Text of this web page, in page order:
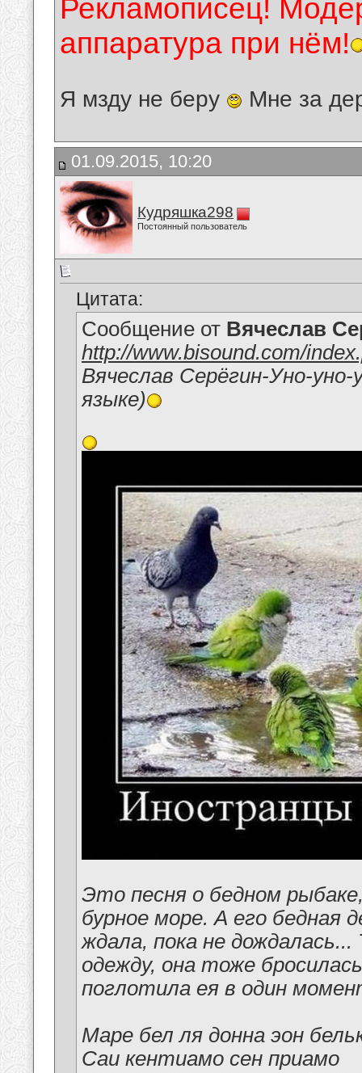
Рекламописец!
аппаратура при нём!
Я мзду не беру Мне за
01.09.2015, 10:20
Кудряшка298
Постоянный пользователь
Цитата:
Сообщение от Вячеслав
http://www.bisound.com/
Вячеслав Серёгин-Уно-
языке)
Это песня о бедном
бурное море. А его бедная
ждала, пока не
одежду, она тоже
поглотила ея в один
Маре бел ля донна эон
Саи кентиамо сен приамо